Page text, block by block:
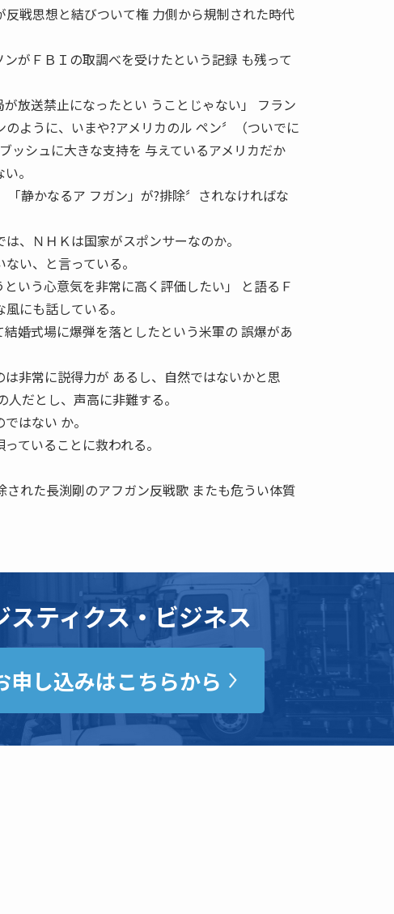
戦思想と結びついて権 力側から規制された時代
がＦＢＩの取調べを受けたという記録 も残って
放送禁止になったとい うことじゃない」 フラン
ように、いまや?アメリカのル ペン〞（ついでに
ッシュに大きな支持を 与えているアメリカだか
。
静かなるア フガン」が?排除〞されなければな
、ＮＨＫは国家がスポンサーなのか。
い、と言っている。
いう心意気を非常に高く評価したい」 と語るＦ
にも話している。
婚式場に爆弾を落としたという米軍の 誤爆があ
非常に説得力が あるし、自然ではないかと思
だとし、声高に非難する。
はない か。
ていることに救われる。
れた長渕剛のアフガン反戦歌 またも危うい体質
スティクス・ビジネス
申し込みはこちらから